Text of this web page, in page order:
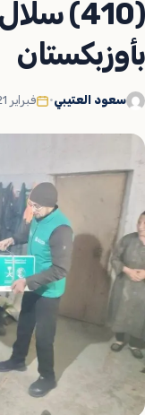
(410)
بأوزبكستان
سعود العتيبي• فبراير 21, 2026